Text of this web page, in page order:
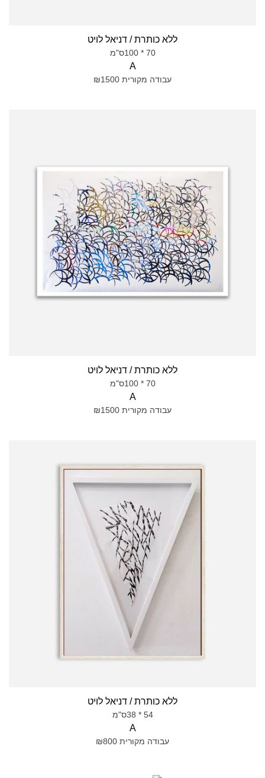
ללא כותרת / דניאל לויט
70 * 100ס"מ
A
עבודה מקורית ₪1500
ללא כותרת / דניאל לויט
70 * 100ס"מ
A
עבודה מקורית ₪1500
ללא כותרת / דניאל לויט
54 * 38ס"מ
A
עבודה מקורית ₪800